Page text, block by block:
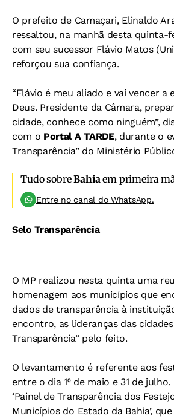
O prefeito de Camaçari, Elinaldo
ressaltou, na manhã desta quinta-
com seu sucessor Flávio Matos
reforçou sua confiança.
“Flávio é meu aliado e vai vencer a
Deus. Presidente da Câmara,
cidade, conhece como ninguém”,
com o Portal A TARDE, durante o
Transparência” do Ministério
Tudo sobreBahiaem primeira
Entre no canal do WhatsApp.
Selo Transparência
O MP realizou nesta quinta uma
homenagem aos municípios que
dados de transparência à
encontro, as lideranças das
Transparência” pelo feito.
O levantamento é referente aos
entre o dia 1º de maio e 31 de
‘Painel de Transparência dos
Municípios do Estado da Bahia’,